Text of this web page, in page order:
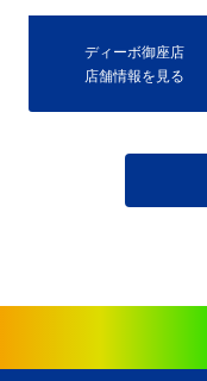
ディーボ御座店
店舗情報を見る